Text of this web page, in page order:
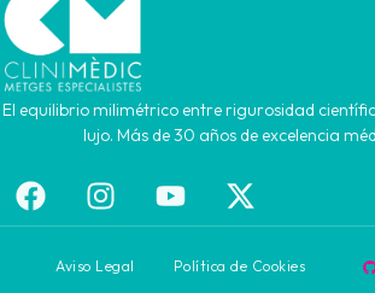
El equilibrio milimétrico entre rigurosidad
lujo. Más de 30 años de excelencia
Aviso Legal Política de Cookies